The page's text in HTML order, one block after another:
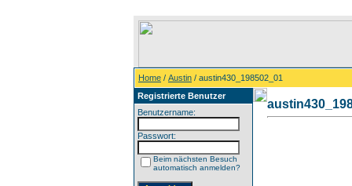
Home / Austin / austin430_198502_01
Registrierte Benutzer
Benutzername:
Passwort:
Beim nächsten Besuch
automatisch anmelden?